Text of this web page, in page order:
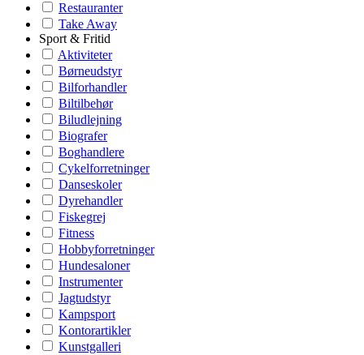
Restauranter
Take Away
Sport & Fritid
Aktiviteter
Børneudstyr
Bilforhandler
Biltilbehør
Biludlejning
Biografer
Boghandlere
Cykelforretninger
Danseskoler
Dyrehandler
Fiskegrej
Fitness
Hobbyforretninger
Hundesaloner
Instrumenter
Jagtudstyr
Kampsport
Kontorartikler
Kunstgalleri